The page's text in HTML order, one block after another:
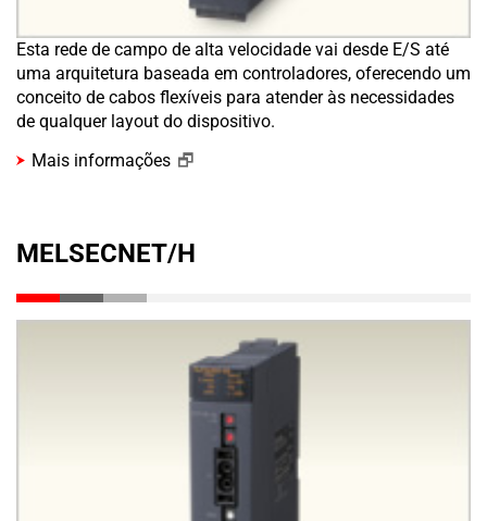
Esta rede de campo de alta velocidade vai desde E/S até
uma arquitetura baseada em controladores, oferecendo um
conceito de cabos flexíveis para atender às necessidades
de qualquer layout do dispositivo.
Mais informações
MELSECNET/H